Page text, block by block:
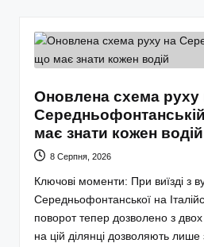
Оновлена схема руху
має знати кожен водій
8 Серпня, 2026
Ключові моменти: При виїзді з
Середньофонтанської на
поворот тепер дозволено з
на цій ділянці дозволяють лише